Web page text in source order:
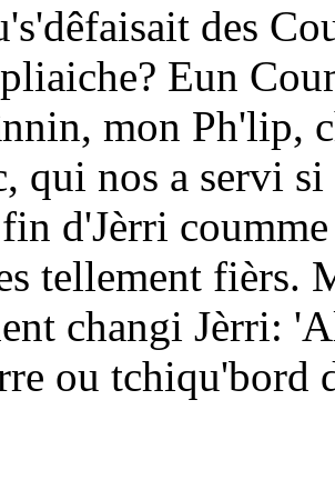
des
Eun
mon Ph'lip,
qui nos a servi
d'Jèrri
tellement fièrs.
changi Jèrri:
ou tchiqu'bord